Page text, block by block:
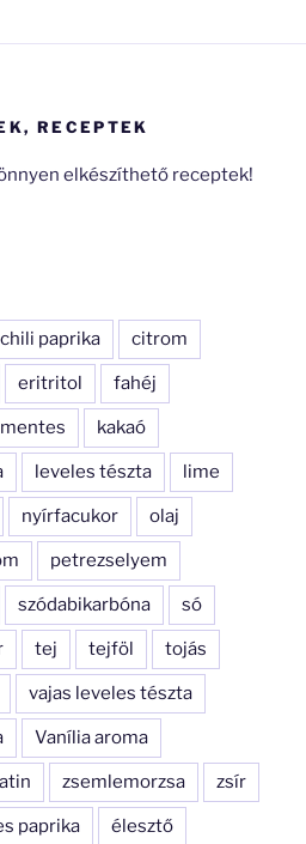
RECEPTEK
elkészíthető receptek!
chili paprika citrom
eritritol fahéj
kakaó
leveles tészta lime
nyírfacukor olaj
petrezselyem
szódabikarbóna só
tej tejföl tojás
vajas leveles tészta
Vanília aroma
zsemlemorzsa zsír
paprika élesztő